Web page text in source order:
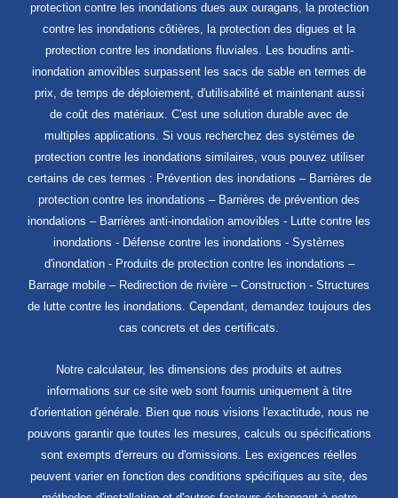
protection contre les inondations dues aux ouragans, la protection
contre les inondations côtières, la protection des digues et la
protection contre les inondations fluviales. Les boudins anti-
inondation amovibles surpassent les sacs de sable en termes de
prix, de temps de déploiement, d'utilisabilité et maintenant aussi
de coût des matériaux. C'est une solution durable avec de
multiples applications. Si vous recherchez des systèmes de
protection contre les inondations similaires, vous pouvez utiliser
certains de ces termes : Prévention des inondations – Barrières de
protection contre les inondations – Barrières de prévention des
inondations – Barrières anti-inondation amovibles - Lutte contre les
inondations - Défense contre les inondations - Systèmes
d'inondation - Produits de protection contre les inondations –
Barrage mobile – Redirection de rivière – Construction - Structures
de lutte contre les inondations. Cependant, demandez toujours des
cas concrets et des certificats.
Notre calculateur, les dimensions des produits et autres
informations sur ce site web sont fournis uniquement à titre
d'orientation générale. Bien que nous visions l'exactitude, nous ne
pouvons garantir que toutes les mesures, calculs ou spécifications
sont exempts d'erreurs ou d'omissions. Les exigences réelles
peuvent varier en fonction des conditions spécifiques au site, des